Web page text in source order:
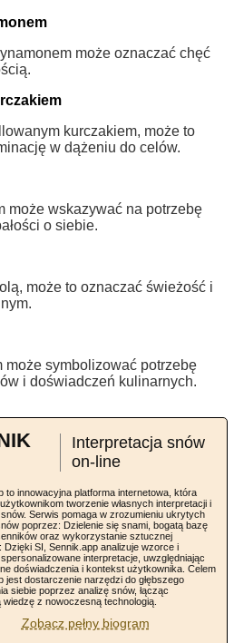
może oznaczać chęć
kurczakiem, może to
w dążeniu do celów.
może wskazywać na potrzebę
o siebie.
może to oznaczać świeżość i
może symbolizować potrzebę
i doświadczeń kulinarnych.
Interpretacja snów
on-line
to innowacyjna platforma internetowa, która
tworzenie własnych interpretacji i
Serwis pomaga w zrozumieniu ukrytych
poprzez: Dzielenie się snami, bogatą bazę
oraz wykorzystanie sztucznej
Dzięki SI, Sennik.app analizuje wzorce i
interpretacje, uwzględniając
doświadczenia i kontekst użytkownika. Celem
jest dostarczenie narzędzi do głębszego
siebie poprzez analizę snów, łącząc
z nowoczesną technologią.
Zobacz pełny biogram